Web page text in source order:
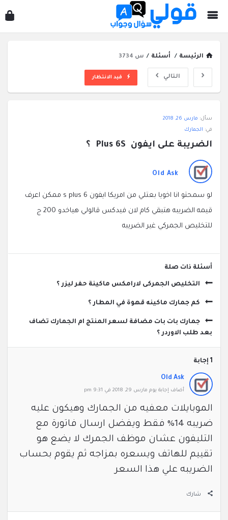
الرئيسة / أسئلة / س 3734
التالي قيد الانتظار
سؤال
وجواب
أسئلة
سأل: مارس 26, 2018
في: الجمارك
الضريبة على ايفون  Plus 6S  ؟
Old Ask
لو سمحتو انا اخويا بعتلي من امريكا ايفون 6 s plus ممكن اعرف
قيمه الضريبه هتبقي كام لان فيدكس قالولي هياخدو 200 ج
للتخليص الجمركي غير الضريبه
‫أسئلة ذات صلة
التخليص الجمركى لارامكس ماكينة حفر ليزر ؟
كم جمارك ماكينه قهوة في المطار ؟
جمارك بات بات مضافة لسعر المنتج ام الجمارك تضاف
بعد طلب الاوردر ؟
‫1 إجابة
Old Ask
‫أضاف ‫‫إجابة يوم مارس 29, 2018 في 9:31 pm
الموبايلات معفيه من الجمارك وهيكون عليه
ضريبه 14% فقط ويفضل ارسال فاتورة مع
التليفون عشان موظف الجمرك لا يضع هو
تقييم للهاتف ويسعره بمزاجه ثم يقوم بحساب
الضريبه علي هذا السعر
شارك